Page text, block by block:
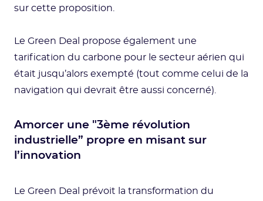
sur cette proposition.
Le Green Deal propose également une
tarification du carbone pour le secteur aérien qui
était jusqu’alors exempté (tout comme celui de la
navigation qui devrait être aussi concerné).
Amorcer une "3ème révolution
industrielle” propre en misant sur
l’innovation
Le Green Deal prévoit la transformation du